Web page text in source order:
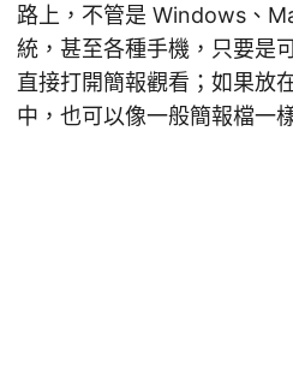
路上，不管是 Windows、
統，甚至各種手機，只要是
直接打開簡報觀看；如果放
中，也可以像一般簡報檔一